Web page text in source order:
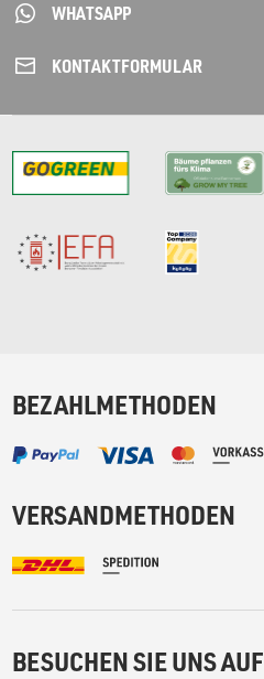
WHATSAPP
KONTAKT­FORMULAR
BEZAHLMETHODEN
VERSANDMETHODEN
BESUCHEN SIE UNS AUF